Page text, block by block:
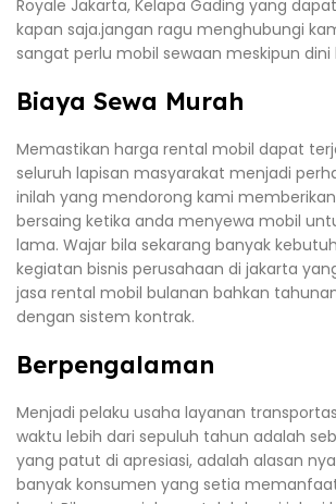
Royale Jakarta, Kelapa Gading yang
kapan saja.jangan ragu menghubungi
sangat perlu mobil sewaan meskipun dini
Biaya Sewa Murah
Memastikan harga rental mobil dapat
seluruh lapisan masyarakat menjadi
inilah yang mendorong kami
bersaing ketika anda menyewa mobil
lama. Wajar bila sekarang banyak
kegiatan bisnis perusahaan di jakarta
jasa rental mobil bulanan bahkan
dengan sistem kontrak.
Berpengalaman
Menjadi pelaku usaha layanan
waktu lebih dari sepuluh tahun adalah
yang patut di apresiasi, adalah alasan
banyak konsumen yang setia